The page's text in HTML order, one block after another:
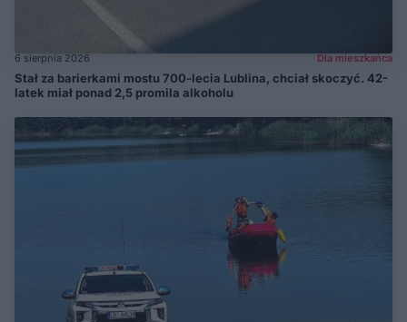
6 sierpnia 2026 Dla mieszkańca
Stał za barierkami mostu 700-lecia Lublina, chciał skoczyć. 42-
latek miał ponad 2,5 promila alkoholu